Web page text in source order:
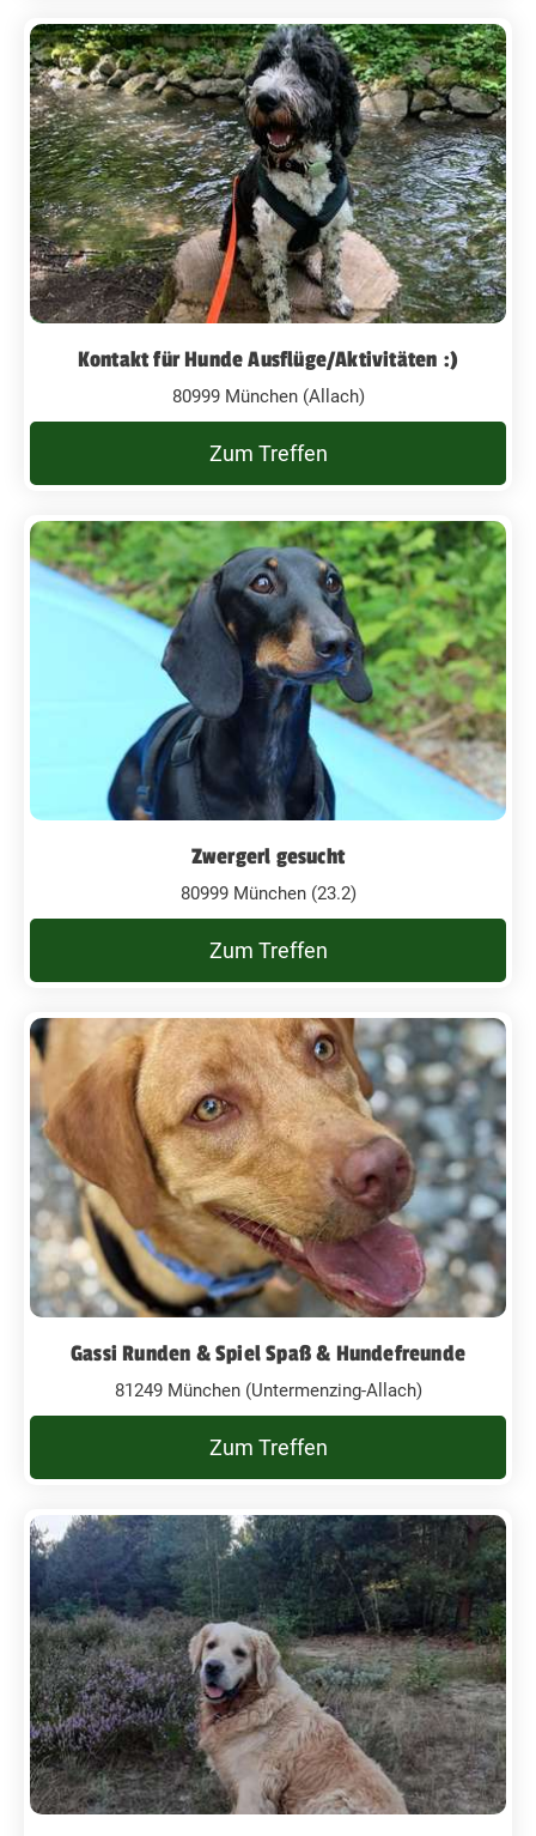
Kontakt für Hunde Ausflüge/Aktivitäten :)
80999 München (Allach)
Zum Treffen
Zwergerl gesucht
80999 München (23.2)
Zum Treffen
Gassi Runden & Spiel Spaß & Hundefreunde
81249 München (Untermenzing-Allach)
Zum Treffen